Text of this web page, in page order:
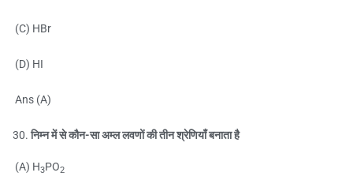
(C) HBr
(D) HI
Ans (A)
निम्न में से कौन-सा अम्ल लवणों की तीन श्रेणियाँ बनाता है
(A) H3PO2